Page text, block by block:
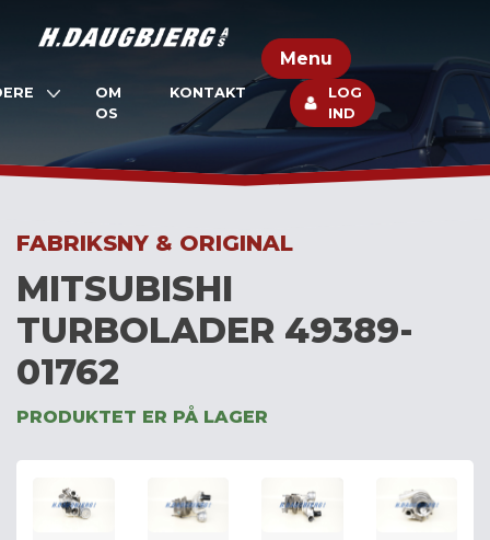
Menu
OM
OS
KONTAKT
LOG
IND
FABRIKSNY & ORIGINAL
MITSUBISHI
TURBOLADER 49389-
01762
PRODUKTET ER PÅ LAGER